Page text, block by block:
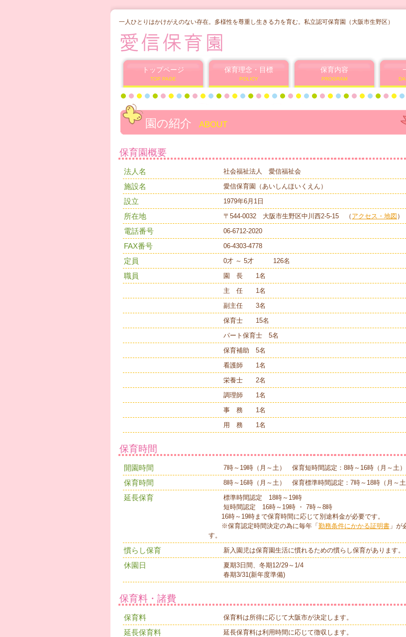
一人ひとりはかけがえのない存在。多様性を尊重し生きる力を育む。私立認可保育園（大阪市生野区）
園の紹介 ABOUT
保育園概要
法人名 社会福祉法人 愛信福祉会
施設名 愛信保育園（あいしんほいくえん）
設立 1979年6月1日
所在地 〒544-0032 大阪市生野区中川西2-5-15 （ アクセス・地図 ）
電話番号 06-6712-2020
FAX番号 06-4303-4778
定員 0才 ～ 5才 126名
職員
園 長 1名
主 任 1名
副主任 3名
保育士 15名
パート保育士 5名
保育補助 5名
看護師 1名
栄養士 2名
調理師 1名
事 務 1名
用 務 1名
保育時間
開園時間 7時～19時（月～土） 保育短時間認定：8時～16時（月～土）
保育時間 8時～16時（月～土） 保育標準時間認定：7時～18時（月～土
延長保育
標準時間認定 18時～19時
短時間認定 16時～19時 ・ 7時～8時
16時～19時まで保育時間に応じて別途料金が必要です。
※保育認定時間決定の為に毎年「 勤務条件にかかる証明書 」が
す。
慣らし保育 新入園児は保育園生活に慣れるための慣らし保育があります。
休園日
夏期3日間、冬期12/29～1/4
春期3/31(新年度準備)
保育料・諸費
保育料 保育料は所得に応じて大阪市が決定します。
延長保育料 延長保育料は利用時間に応じて徴収します。
トップページ
TOP PAGE
保育理念・目標
POLICY
保育内容
PROGRAM